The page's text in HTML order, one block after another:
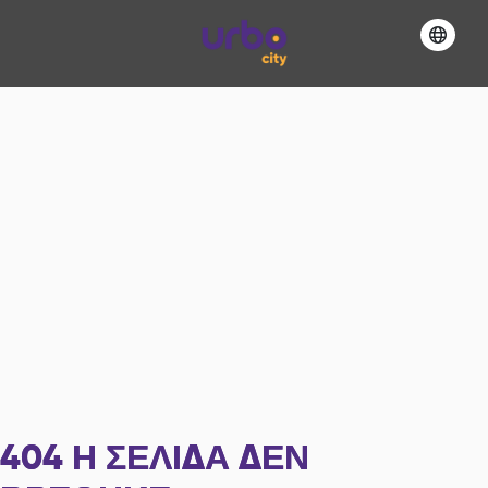
404 Η ΣΕΛΊΔΑ ΔΕΝ